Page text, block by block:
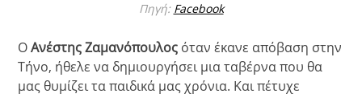
Πηγή: Facebook
ΟΑνέστης Ζαμανόπουλος όταν έκανε απόβαση στην
Τήνο, ήθελε να δημιουργήσει μια ταβέρνα που θα
μας θυμίζει τα παιδικά μας χρόνια. Και πέτυχε